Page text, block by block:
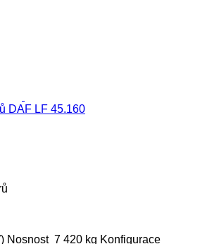
DAF LF 45.160
Nosnost 7 420 kg Konfigurace